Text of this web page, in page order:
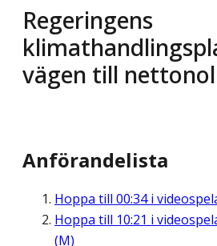
Regeringens
vägen till
Anförandelista
Hoppa till 00:34i
Hoppa till 10:21 i
(M)